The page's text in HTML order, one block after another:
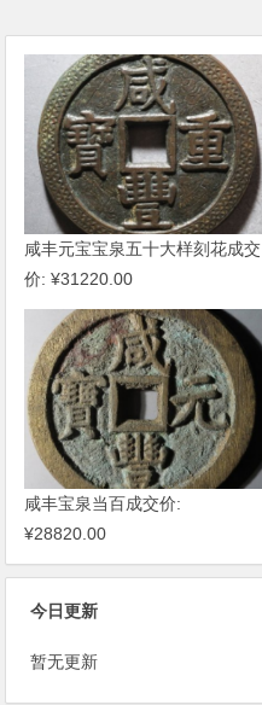
咸丰元宝宝泉五十大样刻花成交
价: ¥31220.00
咸丰宝泉当百成交价:
¥28820.00
今日更新
暂无更新